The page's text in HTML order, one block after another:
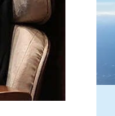
هواپیمای مرموز E-11A BACN چیست؟